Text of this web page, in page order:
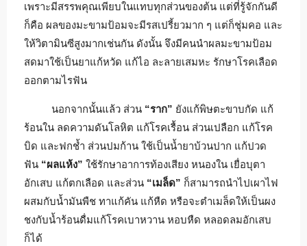
เพราะมีสรรพคุณเพียบในแทบทุกส่วนของต้น แต่ที่รู้จักกันดี
ก็คือ ผลของมะขามป้อมจะมีรสเปรี้ยวมาก ๆ แต่ก็ชุ่มคอ และ
ให้วิตามินซีสูงมากเช่นกัน ดังนั้น จึงมีคนนำผลมะขามป้อม
สดมาใช้เป็นยาแก้หวัด แก้ไอ ละลายเสมหะ รักษาโรคเลือด
ออกตามไรฟัน
นอกจากนั้นแล้ว ส่วน “ราก” ยังแก้พิษตะขาบกัด แก้
ร้อนใน ลดความดันโลหิต แก้โรคเรื้อน ส่วนเปลือก แก้โรค
บิด และฟกช้ำ ส่วนปมก้าน ใช้เป็นน้ำยาบ้วนปาก แก้ปวด
ฟัน “ผลแห้ง” ใช้รักษาอาการท้องเสียง หนองใน เยื่อบุตา
อักเสบ แก้ตกเลือด และส่วน “เมล็ด” ก็สามารถนำไปเผาไฟ
ผสมกับน้ำมันพืช ทาแก้คัน แก้หืด หรือจะตำเมล็ดให้เป็นผง
ชงกับน้ำร้อนดื่มแก้โรคเบาหวาน หอบหืด หลอดลมอักเสบ
ก็ได้